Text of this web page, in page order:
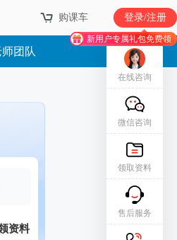
购课车 登录/注册
新用户专属礼包免费领
团队
在线咨询
微信咨询
领取资料
售后服务